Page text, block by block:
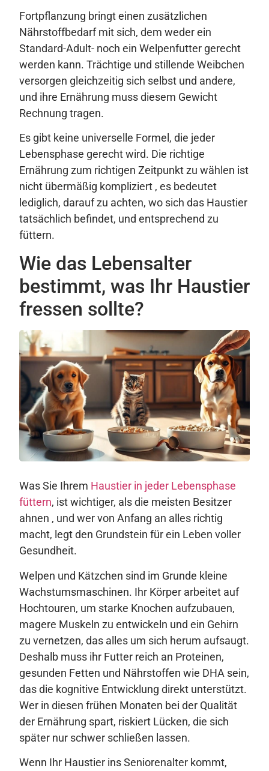
Fortpflanzung bringt einen zusätzlichen
Nährstoffbedarf mit sich, dem weder ein
Standard-Adult- noch ein Welpenfutter gerecht
werden kann. Trächtige und stillende Weibchen
versorgen gleichzeitig sich selbst und andere,
und ihre Ernährung muss diesem Gewicht
Rechnung tragen.
Es gibt keine universelle Formel, die jeder
Lebensphase gerecht wird. Die richtige
Ernährung zum richtigen Zeitpunkt zu wählen ist
nicht übermäßig kompliziert , es bedeutet
lediglich, darauf zu achten, wo sich das Haustier
tatsächlich befindet, und entsprechend zu
füttern.
Wie das Lebensalter
bestimmt, was Ihr Haustier
fressen sollte?
Was Sie Ihrem Haustier in jeder Lebensphase
füttern, ist wichtiger, als die meisten Besitzer
ahnen , und wer von Anfang an alles richtig
macht, legt den Grundstein für ein Leben voller
Gesundheit.
Welpen und Kätzchen sind im Grunde kleine
Wachstumsmaschinen. Ihr Körper arbeitet auf
Hochtouren, um starke Knochen aufzubauen,
magere Muskeln zu entwickeln und ein Gehirn
zu vernetzen, das alles um sich herum aufsaugt.
Deshalb muss ihr Futter reich an Proteinen,
gesunden Fetten und Nährstoffen wie DHA sein,
das die kognitive Entwicklung direkt unterstützt.
Wer in diesen frühen Monaten bei der Qualität
der Ernährung spart, riskiert Lücken, die sich
später nur schwer schließen lassen.
Wenn Ihr Haustier ins Seniorenalter kommt,